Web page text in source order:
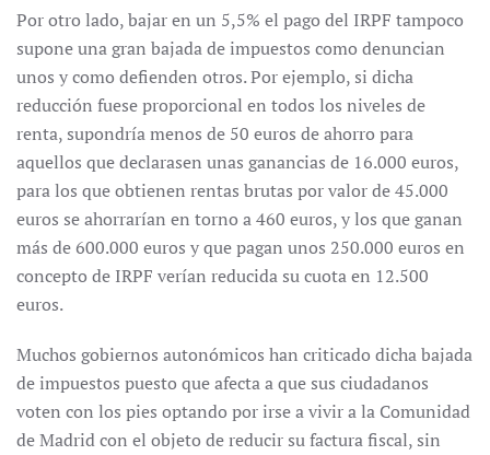
Por otro lado, bajar en un 5,5% el pago del IRPF tampoco
supone una gran bajada de impuestos como denuncian
unos y como defienden otros. Por ejemplo, si dicha
reducción fuese proporcional en todos los niveles de
renta, supondría menos de 50 euros de ahorro para
aquellos que declarasen unas ganancias de 16.000 euros,
para los que obtienen rentas brutas por valor de 45.000
euros se ahorrarían en torno a 460 euros, y los que ganan
más de 600.000 euros y que pagan unos 250.000 euros en
concepto de IRPF verían reducida su cuota en 12.500
euros.
Muchos gobiernos autonómicos han criticado dicha bajada
de impuestos puesto que afecta a que sus ciudadanos
voten con los pies optando por irse a vivir a la Comunidad
de Madrid con el objeto de reducir su factura fiscal, sin